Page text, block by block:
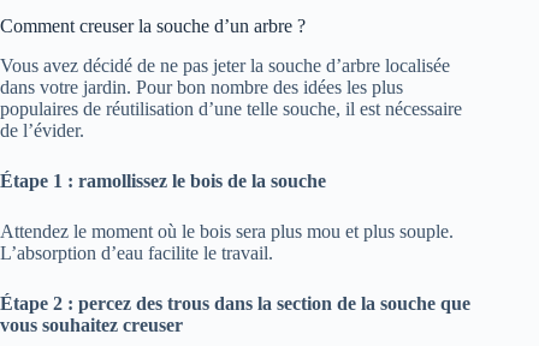
Comment creuser la souche d’un arbre ?
Vous avez décidé de ne pas jeter la souche d’arbre localisée
dans votre jardin. Pour bon nombre des idées les plus
populaires de réutilisation d’une telle souche, il est nécessaire
de l’évider.
Étape 1 : ramollissez le bois de la souche
Attendez le moment où le bois sera plus mou et plus souple.
L’absorption d’eau facilite le travail.
Étape 2 : percez des trous dans la section de la souche que
vous souhaitez creuser